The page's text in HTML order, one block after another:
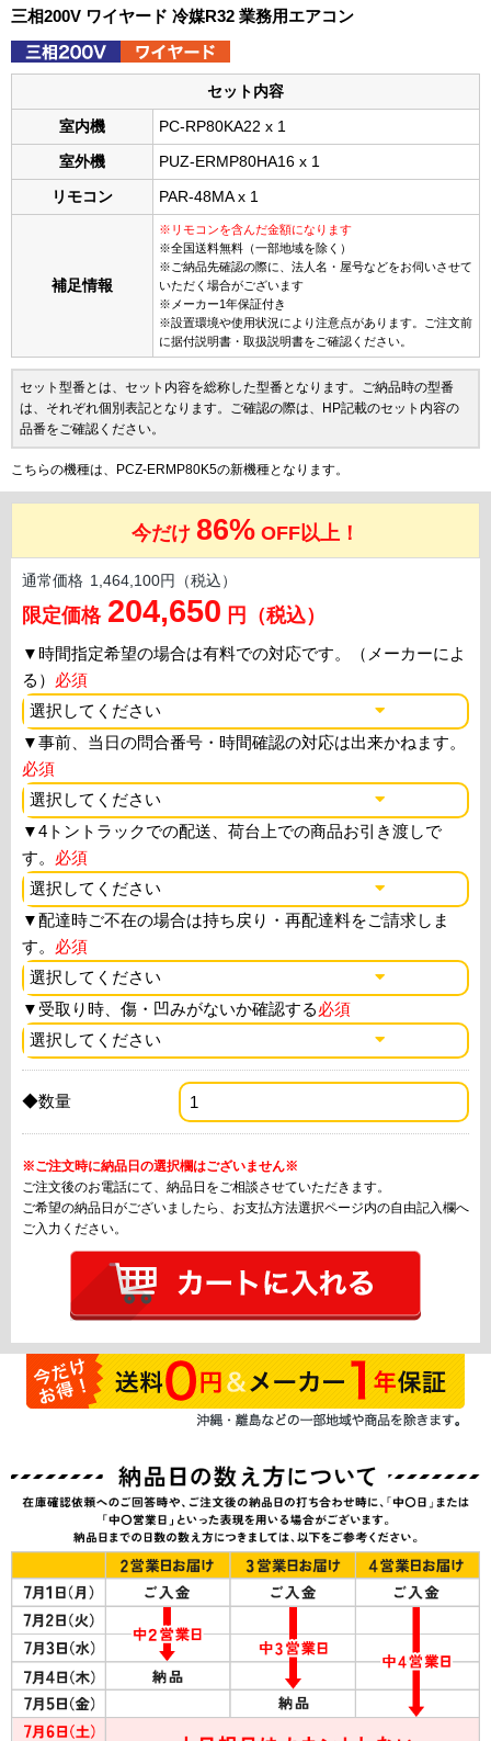
三相200V ワイヤード 冷媒R32 業務用エアコン
セット内容
室内機 PC-RP80KA22 x 1
室外機 PUZ-ERMP80HA16 x 1
リモコン PAR-48MA x 1
補足情報
※リモコンを含んだ金額になります
※全国送料無料（一部地域を除く）
※ご納品先確認の際に、法人名・屋号などをお伺いさせて
いただく場合がございます
※メーカー1年保証付き
※設置環境や使用状況により注意点があります。ご注文前
に据付説明書・取扱説明書をご確認ください。
セット型番とは、セット内容を総称した型番となります。ご納品時の型番
は、それぞれ個別表記となります。ご確認の際は、HP記載のセット内容の
品番をご確認ください。
こちらの機種は、PCZ-ERMP80K5の新機種となります。
今だけ 86% OFF以上！
通常価格 1,464,100円（税込）
限定価格 204,650 円（税込）
▼時間指定希望の場合は有料での対応です。（メーカーによ
る） 必須
▼事前、当日の問合番号・時間確認の対応は出来かねます。
必須
▼4トントラックでの配送、荷台上での商品お引き渡しで
す。 必須
▼配達時ご不在の場合は持ち戻り・再配達料をご請求しま
す。 必須
▼ 受取り時、傷・凹みがないか確認する必須
◆数量
※ご注文時に納品日の選択欄はございません※
ご注文後のお電話にて、納品日をご相談させていただきます。
ご希望の納品日がございましたら、お支払方法選択ページ内の自由記入欄へ
ご入力ください。